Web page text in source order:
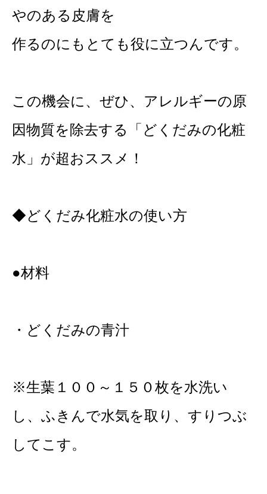
やのある皮膚を
作るのにもとても役に立つんです。
この機会に、ぜひ、アレルギーの原
因物質を除去する「どくだみの化粧
水」が超おススメ！
◆どくだみ化粧水の使い方
●材料
・どくだみの青汁
※生葉１００～１５０枚を水洗い
し、ふきんで水気を取り、すりつぶ
してこす。